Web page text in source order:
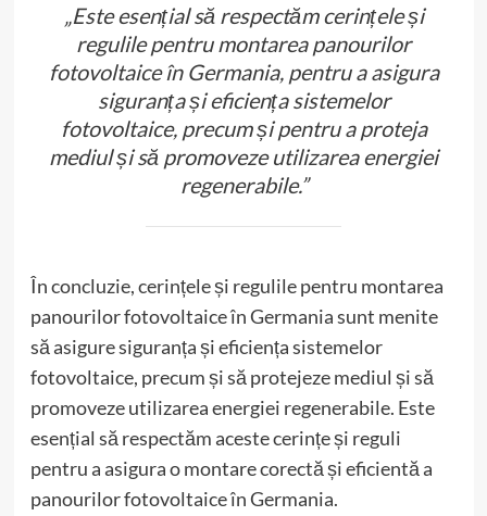
„Este esențial să respectăm cerințele și
regulile pentru montarea panourilor
fotovoltaice în Germania, pentru a asigura
siguranța și eficiența sistemelor
fotovoltaice, precum și pentru a proteja
mediul și să promoveze utilizarea energiei
regenerabile.”
În concluzie, cerințele și regulile pentru montarea
panourilor fotovoltaice în Germania sunt menite
să asigure siguranța și eficiența sistemelor
fotovoltaice, precum și să protejeze mediul și să
promoveze utilizarea energiei regenerabile. Este
esențial să respectăm aceste cerințe și reguli
pentru a asigura o montare corectă și eficientă a
panourilor fotovoltaice în Germania.